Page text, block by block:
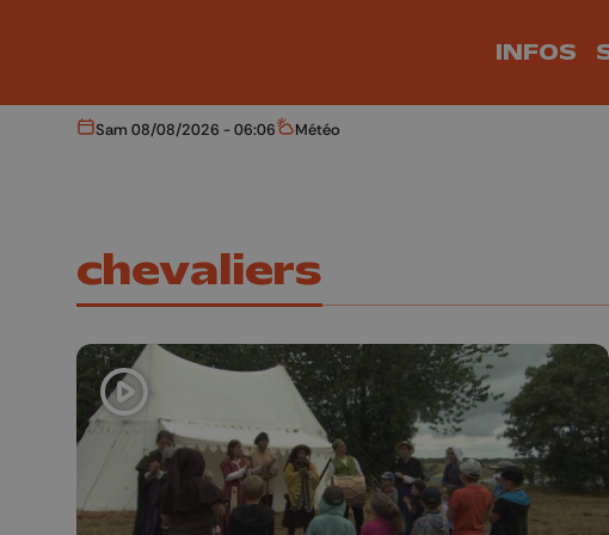
INFOS
Aujourd'hui
Sam 08/08/2026 - 06:06 Météo
Météo
chevaliers